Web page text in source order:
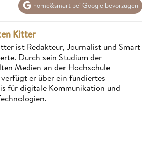
home&smart bei Google bevorzugen
Kitter
ist Redakteur, Journalist und Smart
Durch sein Studium der
Medien an der Hochschule
er über ein fundiertes
für digitale Kommunikation und